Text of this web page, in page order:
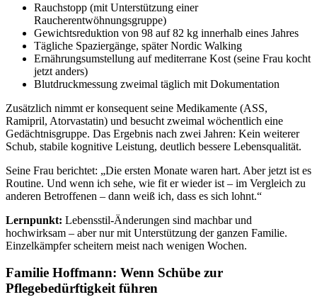
Rauchstopp (mit Unterstützung einer
Raucherentwöhnungsgruppe)
Gewichtsreduktion von 98 auf 82 kg innerhalb eines Jahres
Tägliche Spaziergänge, später Nordic Walking
Ernährungsumstellung auf mediterrane Kost (seine Frau kocht
jetzt anders)
Blutdruckmessung zweimal täglich mit Dokumentation
Zusätzlich nimmt er konsequent seine Medikamente (ASS,
Ramipril, Atorvastatin) und besucht zweimal wöchentlich eine
Gedächtnisgruppe. Das Ergebnis nach zwei Jahren: Kein weiterer
Schub, stabile kognitive Leistung, deutlich bessere Lebensqualität.
Seine Frau berichtet: „Die ersten Monate waren hart. Aber jetzt ist es
Routine. Und wenn ich sehe, wie fit er wieder ist – im Vergleich zu
anderen Betroffenen – dann weiß ich, dass es sich lohnt.“
Lernpunkt: Lebensstil-Änderungen sind machbar und
hochwirksam – aber nur mit Unterstützung der ganzen Familie.
Einzelkämpfer scheitern meist nach wenigen Wochen.
Familie Hoffmann: Wenn Schübe zur
Pflegebedürftigkeit führen